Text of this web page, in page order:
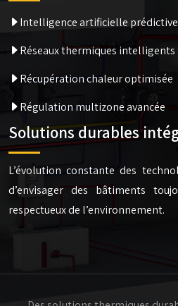
Intelligence artificielle prédictive
Réseaux thermiques intelligents
Récupération chaleur optimisée
Régulation multizone avancée
Solutions durables
L’évolution constante des
d’envisager des bâtiments
respectueux de l’environnement.